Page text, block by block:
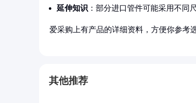
延伸知识 ：部分进口管件可能采用不同
爱采购上有产品的详细资料，方便你参考
其他推荐